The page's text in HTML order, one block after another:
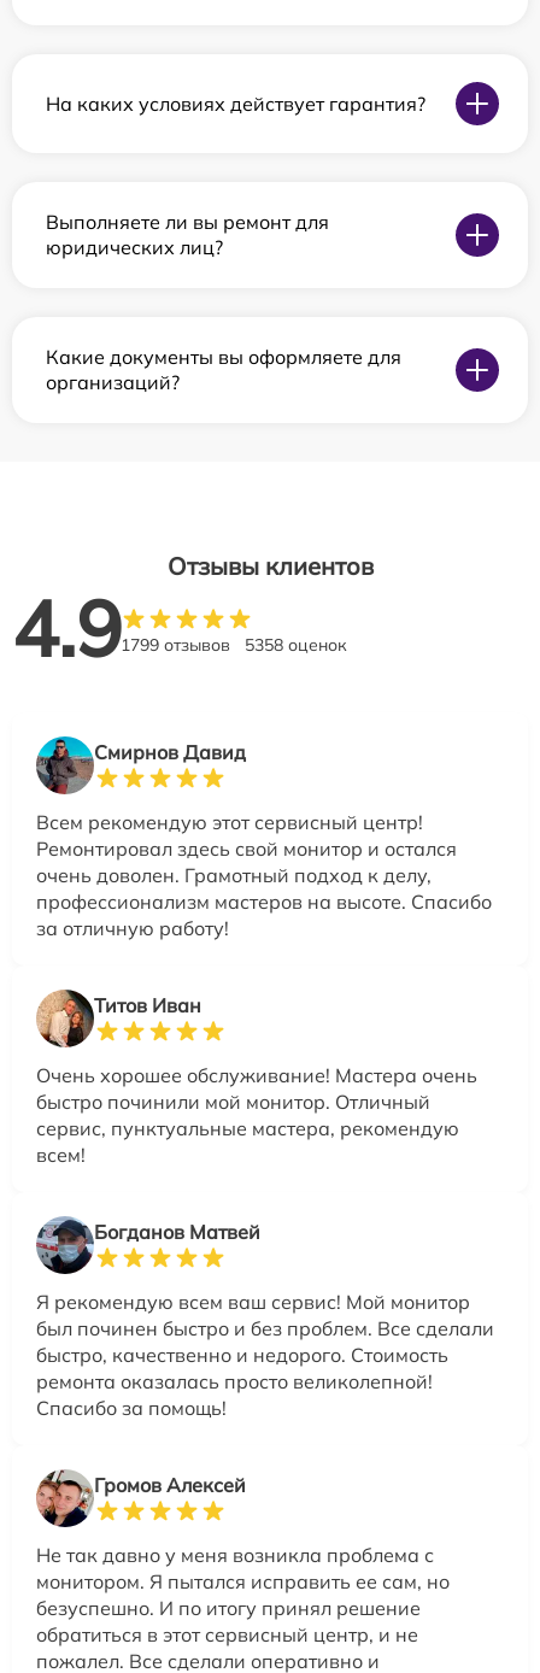
На каких условиях действует гарантия?
Выполняете ли вы ремонт для
юридических лиц?
Какие документы вы оформляете для
организаций?
Отзывы клиентов
4.91799 отзывов 5358 оценок
Смирнов Давид
Всем рекомендую этот сервисный центр!
Ремонтировал здесь свой монитор и остался
очень доволен. Грамотный подход к делу,
профессионализм мастеров на высоте. Спасибо
за отличную работу!
Титов Иван
Очень хорошее обслуживание! Мастера очень
быстро починили мой монитор. Отличный
сервис, пунктуальные мастера, рекомендую
всем!
Богданов Матвей
Я рекомендую всем ваш сервис! Мой монитор
был починен быстро и без проблем. Все сделали
быстро, качественно и недорого. Стоимость
ремонта оказалась просто великолепной!
Спасибо за помощь!
Громов Алексей
Не так давно у меня возникла проблема с
монитором. Я пытался исправить ее сам, но
безуспешно. И по итогу принял решение
обратиться в этот сервисный центр, и не
пожалел. Все сделали оперативно и